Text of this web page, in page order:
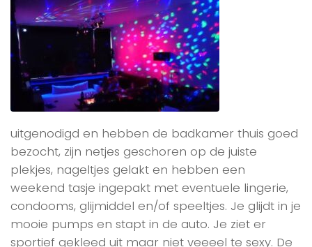
uitgenodigd en hebben de badkamer thuis goed
bezocht, zijn netjes geschoren op de juiste
plekjes, nageltjes gelakt en hebben een
weekend tasje ingepakt met eventuele lingerie,
condooms, glijmiddel en/of speeltjes. Je glijdt in je
mooie pumps en stapt in de auto. Je ziet er
sportief gekleed uit maar niet veeeel te sexy. De